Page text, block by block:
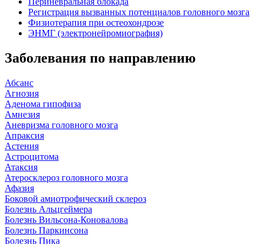
Регистрация вызванных потенциалов головного мозга
Физиотерапия при остеохондрозе
ЭНМГ (электронейромиография)
Заболевания по направлению
Абсанс
Агнозия
Аденома гипофиза
Амнезия
Аневризма головного мозга
Апраксия
Астения
Астроцитома
Атаксия
Атеросклероз головного мозга
Афазия
Боковой амиотрофический склероз
Болезнь Альцгеймера
Болезнь Вильсона-Коновалова
Болезнь Паркинсона
Болезнь Пика